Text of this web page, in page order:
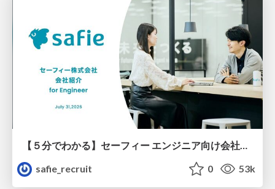
【５分でわかる】セーフィー エンジニア向け会社紹介
safie_recruit
0 53k